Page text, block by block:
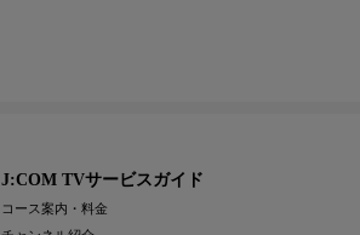
J:COM TVサービスガイド
コース案内・料金